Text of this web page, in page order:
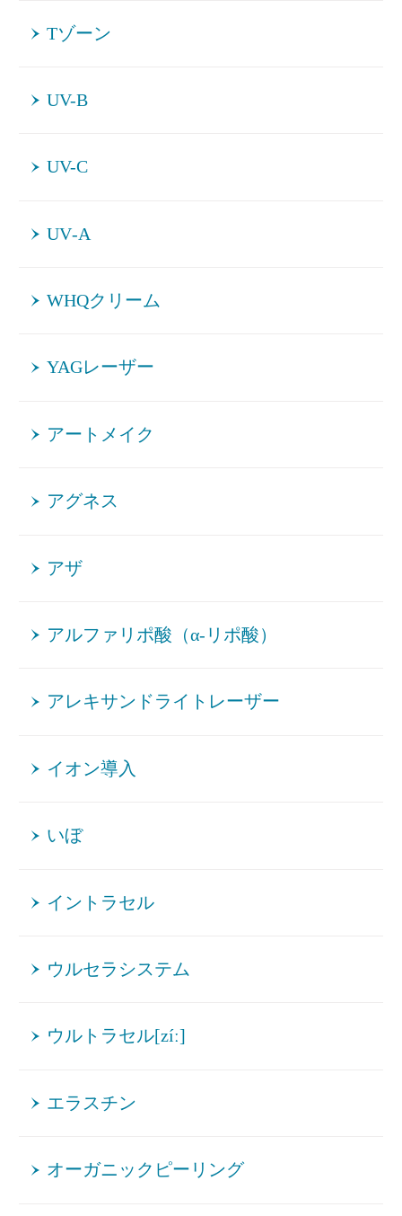
Tゾーン
UV-B
UV-C
UV‐A
WHQクリーム
YAGレーザー
アートメイク
アグネス
アザ
アルファリポ酸（α-リポ酸）
アレキサンドライトレーザー
イオン導入
いぼ
イントラセル
ウルセラシステム
ウルトラセル[zíː]
エラスチン
オーガニックピーリング